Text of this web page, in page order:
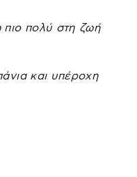
πολύ στη ζωή
και υπέροχη